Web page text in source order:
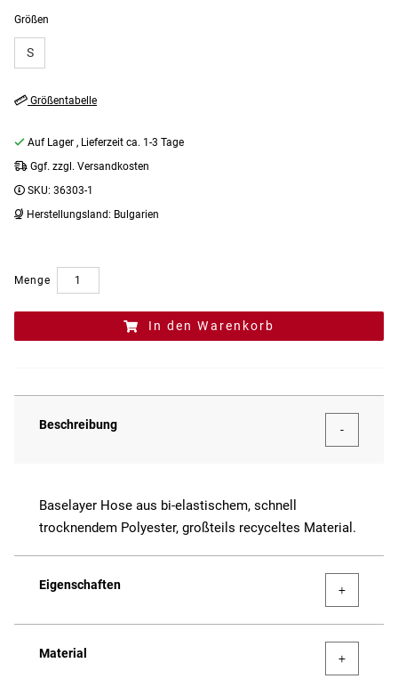
Größen
S
Größentabelle
Auf Lager , Lieferzeit ca. 1-3 Tage
Ggf. zzgl. Versandkosten
SKU: 36303-1
Herstellungsland: Bulgarien
Menge
In den Warenkorb
Beschreibung
Baselayer Hose aus bi-elastischem, schnell
trocknendem Polyester, großteils recyceltes Material.
Eigenschaften
Material